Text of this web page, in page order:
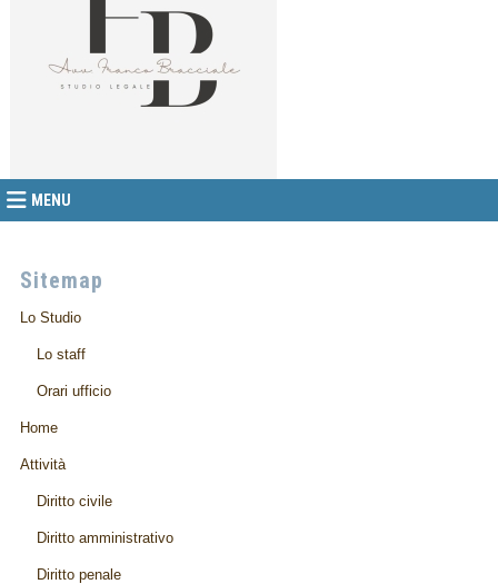
MENU
Sitemap
Lo Studio
Lo staff
Orari ufficio
Home
Attività
Diritto civile
Diritto amministrativo
Diritto penale